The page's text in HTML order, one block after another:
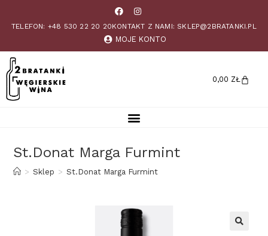
TELEFON: +48 530 22 20 20KONTAKT Z NAMI: SKLEP@2BRATANKI.PL
MOJE KONTO
0,00 ZŁ
St.Donat Marga Furmint
> Sklep > St.Donat Marga Furmint